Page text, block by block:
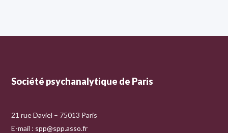
Société psychanalytique de Paris
21 rue Daviel – 75013 Paris
E-mail : spp@spp.asso.fr